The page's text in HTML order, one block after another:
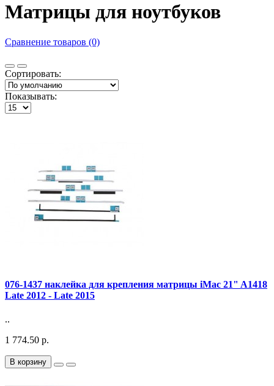
Матрицы для ноутбуков
Сравнение товаров (0)
Сортировать:
Показывать:
076-1437 наклейка для крепления матрицы iMac 21" A1418
Late 2012 - Late 2015
..
1 774.50 р.
В корзину